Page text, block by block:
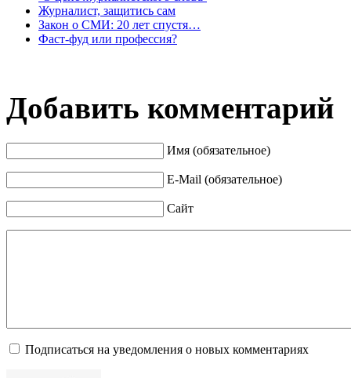
Журналист, защитись сам
Закон о СМИ: 20 лет спустя…
Фаст-фуд или профессия?
Добавить комментарий
Имя (обязательное)
E-Mail (обязательное)
Сайт
Подписаться на уведомления о новых комментариях